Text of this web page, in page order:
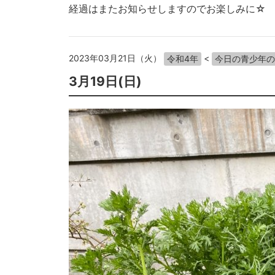
経過はまたお知らせしますのでお楽しみに☆
2023年03月21日（火） 令和4年 < 今日の青少年
3月19日(日)